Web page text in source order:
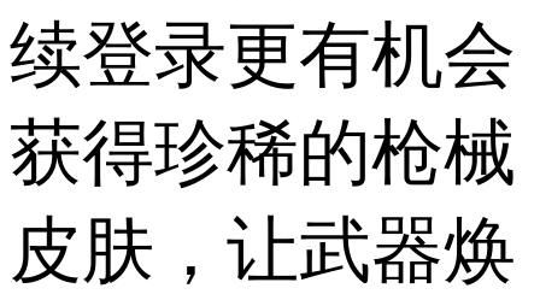
续登录更有机会
获得珍稀的枪械
皮肤，让武器焕